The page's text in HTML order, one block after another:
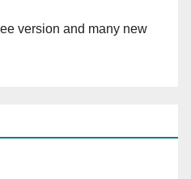
version and many new